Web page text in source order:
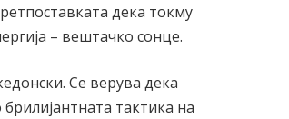
дека токму
– вештачко сонце.
Се верува дека
тактика на